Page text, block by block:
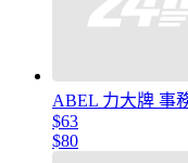
ABEL 力大牌 事
$63
$80